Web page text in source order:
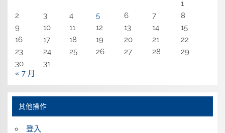
1
2
3 4 5 6 7
8
9
10 11 12 13 14
15
16
17 18 19 20 21
22
23
24 25 26 27 28
29
30
31
« 7 月
其他操作
登入